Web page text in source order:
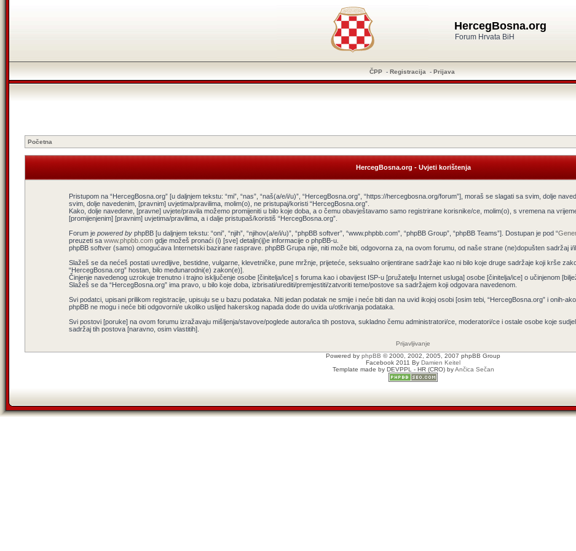
HercegBosna.org
Forum Hrvata BiH
ČPP - Registracija - Prijava
Početna
HercegBosna.org - Uvjeti korištenja
Pristupom na “HercegBosna.org” [u daljnjem tekstu: “mi”, “nas”, “naš(a/e/i/u)”, “HercegBosna.org”, “https://hercegbosna.org/forum”], moraš se slagati sa svim, dolje
svim, dolje navedenim, [pravnim] uvjetima/pravilima, molim(o), ne pristupaj/koristi “HercegBosna.org”.
Kako, dolje navedene, [pravne] uvjete/pravila možemo promijeniti u bilo koje doba, a o čemu obavještavamo samo registrirane korisnike/ce, molim(o), s vremena na
[promijenjenim] [pravnim] uvjetima/pravilima, a i dalje pristupaš/koristiš “HercegBosna.org”.
Forum je powered by phpBB [u daljnjem tekstu: “oni”, “njih”, “njihov(a/e/i/u)”, “phpBB softver”, “www.phpbb.com”, “phpBB Group”, “phpBB Teams”]. Dostupan je pod “
preuzeti sa www.phpbb.com gdje možeš pronaći (i) [sve] detaljn(ij)e informacije o phpBB-u.
phpBB softver (samo) omogućava Internetski bazirane rasprave. phpBB Grupa nije, niti može biti, odgovorna za, na ovom forumu, od naše strane (ne)dopušten sadržaj i/
Slažeš se da nećeš postati uvredljive, bestidne, vulgarne, klevetničke, pune mržnje, prijeteće, seksualno orijentirane sadržaje kao ni bilo koje druge sadržaje koji krše
“HercegBosna.org” hostan, bilo međunarodni(e) zakon(e)].
Činjenje navedenog uzrokuje trenutno i trajno isključenje osobe [činitelja/ice] s foruma kao i obavijest ISP-u [pružatelju Internet usluga] osobe [činitelja/ice] o učinjenom
Slažeš se da “HercegBosna.org” ima pravo, u bilo koje doba, izbrisati/urediti/premjestiti/zatvoriti teme/postove sa sadržajem koji odgovara navedenom.
Svi podatci, upisani prilikom registracije, upisuju se u bazu podataka. Niti jedan podatak ne smije i neće biti dan na uvid ikojoj osobi [osim tebi, “HercegBosna.org” i onih-
phpBB ne mogu i neće biti odgovorni/e ukoliko uslijed hakerskog napada dođe do uvida u/otkrivanja podataka.
Svi postovi [poruke] na ovom forumu izražavaju mišljenja/stavove/poglede autora/ica tih postova, sukladno čemu administratori/ce, moderatori/ce i ostale osobe koje
sadržaj tih postova [naravno, osim vlastitih].
Prijavljivanje
Powered by phpBB © 2000, 2002, 2005, 2007 phpBB Group
Facebook 2011 By Damien Keitel
Template made by DEVPPL - HR (CRO) byAnčica Sečan